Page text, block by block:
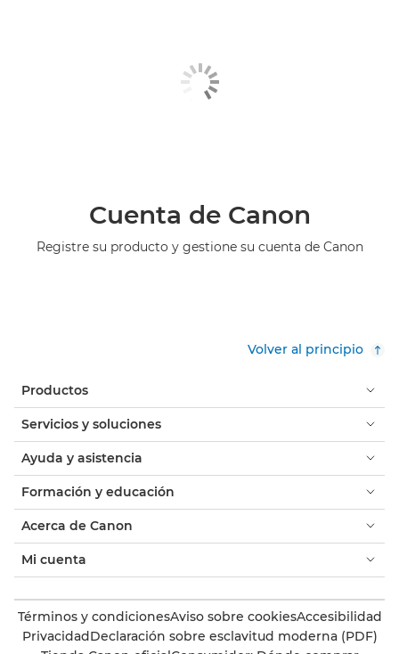
Cuenta de Canon
Registre su producto y gestione su cuenta de Canon
Volver al principio
Productos
Servicios y soluciones
Ayuda y asistencia
Formación y educación
Acerca de Canon
Mi cuenta
Términos y condicionesAviso sobre cookiesAccesibilidad
PrivacidadDeclaración sobre esclavitud moderna (PDF)